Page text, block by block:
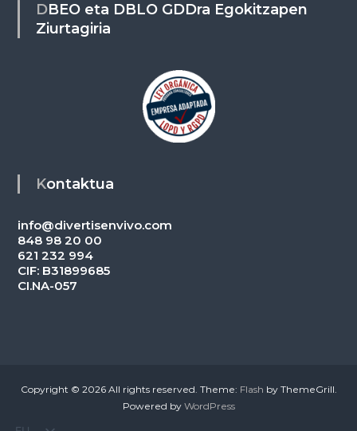
DBEO eta DBLO GDDra Egokitzapen
Ziurtagiria
Kontaktua
info@divertisenvivo.com
848 98 20 00
621 232 994
CIF: B31899685
CI.NA-057
Copyright © 2026 All rights reserved. Theme: Flash by ThemeGrill.
Powered by WordPress